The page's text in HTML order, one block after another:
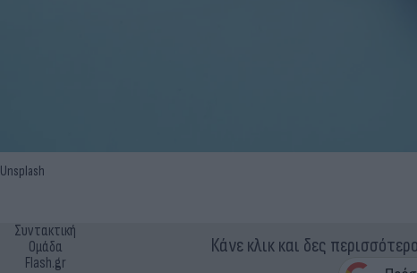
Unsplash
Συντακτική
Ομάδα
Flash.gr
Κάνε κλικ και δες περισσότερο